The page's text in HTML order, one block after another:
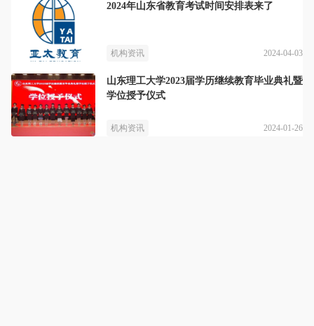
2024年山东省教育考试时间安排表来了
机构资讯 2024-04-03
山东理工大学2023届学历继续教育毕业典礼暨
学位授予仪式
机构资讯 2024-01-26